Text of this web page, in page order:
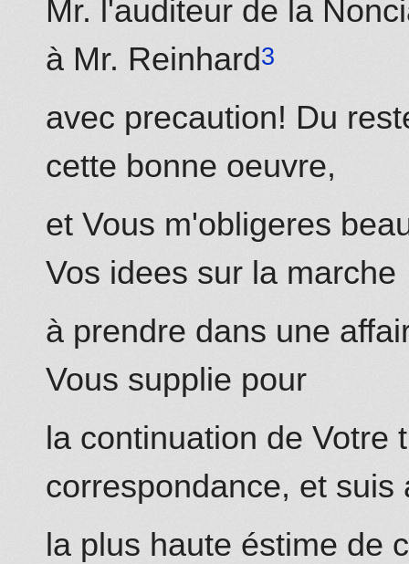
Mr. l'auditeur de la
à Mr. Reinhard
avec precaution! Du
cette bonne oeuvre,
et Vous m'obligeres
Vos idees sur la marche
à prendre dans une
Vous supplie pour
la continuation de Votre
correspondance, et suis
la plus haute éstime de